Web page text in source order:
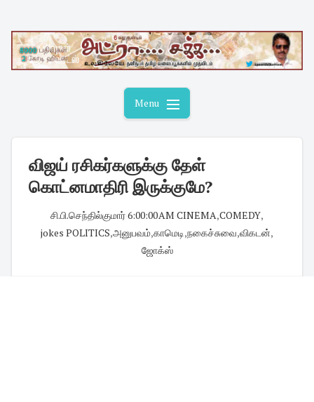
content
Menu
விஜய் ரசிகர்களுக்கு தேள்
கொட்னமாதிரி இருக்குமே?
சி.பி.செந்தில்குமார்6:00:00 AM CINEMA,COMEDY,
jokes POLITICS,அனுபவம்,காமெடி,நகைச்சுவை,விகடன்,
ஜோக்ஸ்